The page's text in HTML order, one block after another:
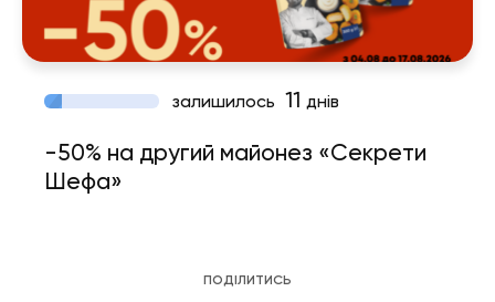
залишилось 11 днів
-50% на другий майонез «Секрети
Шефа»
ПОДІЛИТИСЬ